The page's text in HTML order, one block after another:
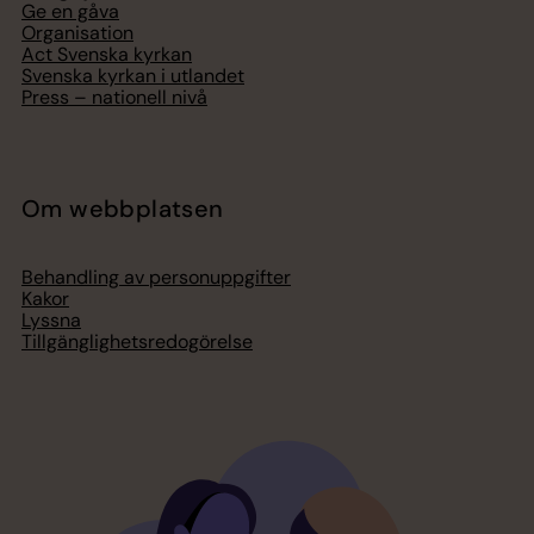
Ge en gåva
Organisation
Act Svenska kyrkan
Svenska kyrkan i utlandet
Press – nationell nivå
Om webbplatsen
Behandling av personuppgifter
Kakor
Lyssna
Tillgänglighetsredogörelse